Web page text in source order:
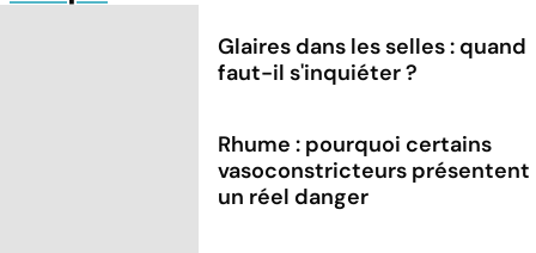
Glaires dans les selles : quand
faut-il s'inquiéter ?
Rhume : pourquoi certains
vasoconstricteurs présentent
un réel danger